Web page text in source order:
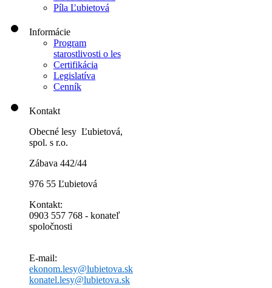
Píla Ľubietová
Informácie
Program
starostlivosti o les
Certifikácia
Legislatíva
Cenník
Kontakt
Obecné lesy Ľubietová,
spol. s r.o.
Zábava 442/44
976 55 Ľubietová
Kontakt:
0903 557 768 - konateľ
spoločnosti
E-mail:
ekonom.lesy@lubietova.sk
konatel.lesy@lubietova.sk